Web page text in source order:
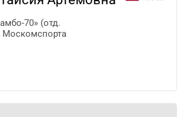
70» (отд.
Москомспорта